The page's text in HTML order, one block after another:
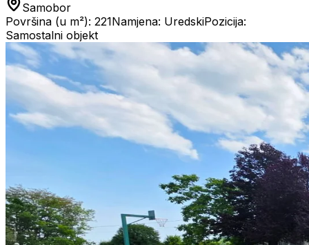
Samobor
Površina (u m²): 221Namjena: UredskiPozicija:
Samostalni objekt